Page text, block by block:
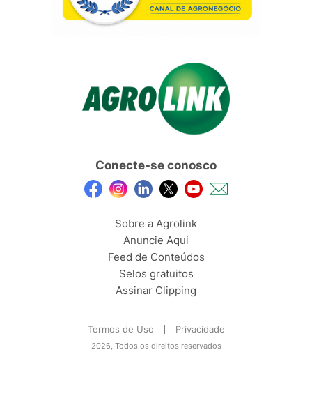
Conecte-se conosco
Sobre a Agrolink
Anuncie Aqui
Feed de Conteúdos
Selos gratuitos
Assinar Clipping
Termos de Uso Privacidade
2026, Todos os direitos reservados